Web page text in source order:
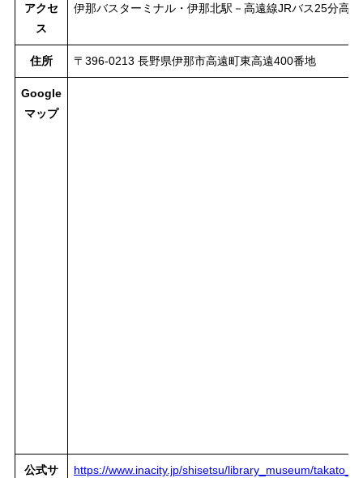
アクセ
ス
伊那バスターミナル・伊那北駅－高遠線JRバス25分高
住所 〒396-0213 長野県伊那市高遠町東高遠400番地
Google
マップ
公式サ
https://www.inacity.jp/shisetsu/library_museum/